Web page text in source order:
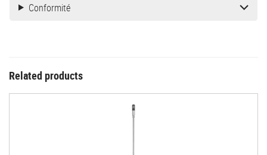
Conformité
Related products